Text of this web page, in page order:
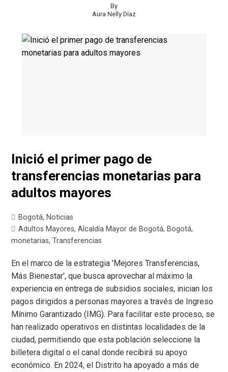
By
Aura Nelly Díaz
Inició el primer pago de
transferencias monetarias para
adultos mayores
Bogotá, Noticias
Adultos Mayores,Alcaldía Mayor de Bogotá, Bogotá,
monetarias,Transferencias
En el marco de la estrategia 'Mejores Transferencias,
Más Bienestar', que busca aprovechar al máximo la
experiencia en entrega de subsidios sociales, inician los
pagos dirigidos a personas mayores a través de Ingreso
Mínimo Garantizado (IMG). Para facilitar este proceso, se
han realizado operativos en distintas localidades de la
ciudad, permitiendo que esta población seleccione la
billetera digital o el canal donde recibirá su apoyo
económico. En 2024, el Distrito ha apoyado a más de